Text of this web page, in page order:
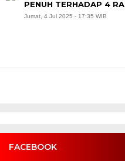
FACEBOOK
PENUH TERHADAP 4
Jumat, 4 Jul 2025 - 17:35 WIB